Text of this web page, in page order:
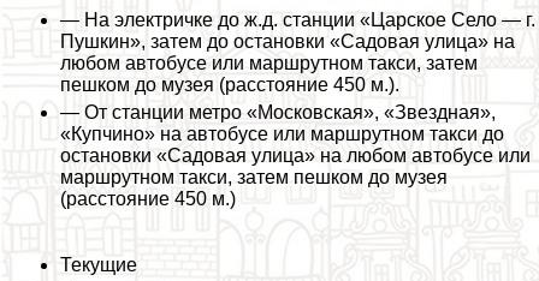
— На электричке до ж.д. станции «Царское Село — г.
Пушкин», затем до остановки «Садовая улица» на
любом автобусе или маршрутном такси, затем
пешком до музея (расстояние 450 м.).
— От станции метро «Московская», «Звездная»,
«Купчино» на автобусе или маршрутном такси до
остановки «Садовая улица» на любом автобусе или
маршрутном такси, затем пешком до музея
(расстояние 450 м.)
Текущие